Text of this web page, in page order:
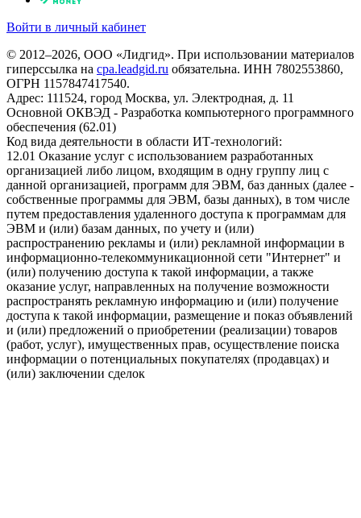
Войти в личный кабинет
© 2012–2026, ООО «Лидгид». При использовании материалов
гиперссылка на cpa.leadgid.ru обязательна. ИНН 7802553860,
ОГРН 1157847417540.
Адрес: 111524, город Москва, ул. Электродная, д. 11
Основной ОКВЭД - Разработка компьютерного программного
обеспечения (62.01)
Код вида деятельности в области ИТ-технологий:
12.01 Оказание услуг с использованием разработанных
организацией либо лицом, входящим в одну группу лиц с
данной организацией, программ для ЭВМ, баз данных (далее -
собственные программы для ЭВМ, базы данных), в том числе
путем предоставления удаленного доступа к программам для
ЭВМ и (или) базам данных, по учету и (или)
распространению рекламы и (или) рекламной информации в
информационно-телекоммуникационной сети "Интернет" и
(или) получению доступа к такой информации, а также
оказание услуг, направленных на получение возможности
распространять рекламную информацию и (или) получение
доступа к такой информации, размещение и показ объявлений
и (или) предложений о приобретении (реализации) товаров
(работ, услуг), имущественных прав, осуществление поиска
информации о потенциальных покупателях (продавцах) и
(или) заключении сделок